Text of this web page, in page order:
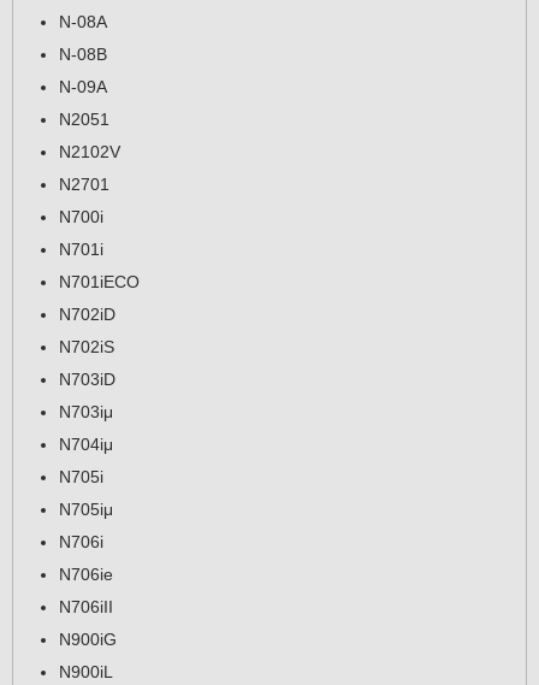
N-08A
N-08B
N-09A
N2051
N2102V
N2701
N700i
N701i
N701iECO
N702iD
N702iS
N703iD
N703iμ
N704iμ
N705i
N705iμ
N706i
N706ie
N706iII
N900iG
N900iL